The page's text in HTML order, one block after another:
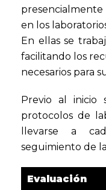
en los
En ellas se
facilitando los
necesarios para
Previo al inicio
protocolos de
llevarse a
seguimiento de
Evaluación